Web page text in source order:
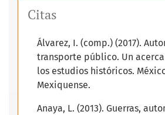
Citas
Álvarez, I. (comp.) (2017).
transporte público. Un
los estudios históricos.
Mexiquense.
Anaya, L. (2013). Guerras,